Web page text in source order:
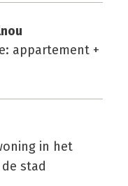
appartement +
in het
stad